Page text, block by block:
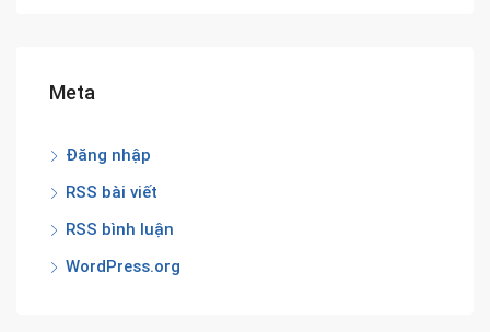
Meta
Đăng nhập
RSS bài viết
RSS bình luận
WordPress.org